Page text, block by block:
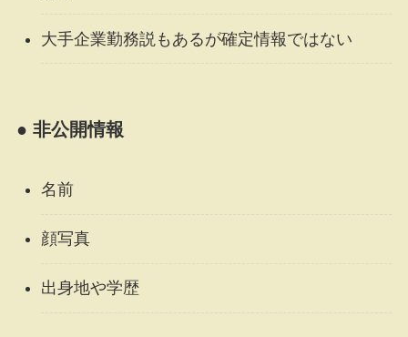
大手企業勤務説もあるが確定情報ではない
● 非公開情報
名前
顔写真
出身地や学歴